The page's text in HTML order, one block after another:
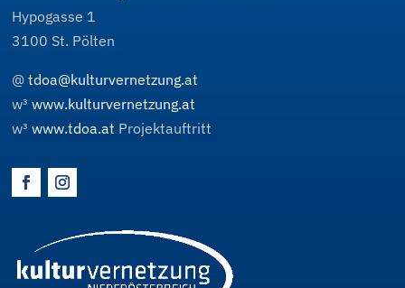
Hypogasse 1
3100 St. Pölten
@tdoa@kulturvernetzung.at
w³www.kulturvernetzung.at
w³www.tdoa.at Projektauftritt